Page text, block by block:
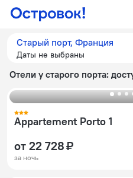
Старый порт, Франция
Даты не выбраны
Отели у старого порта:
Appartement Porto 1
от 22 728 ₽
за ночь